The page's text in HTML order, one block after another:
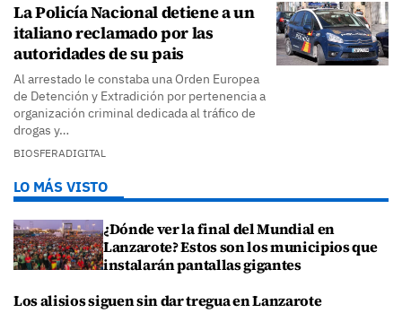
La Policía Nacional detiene a un
italiano reclamado por las
autoridades de su pais
Al arrestado le constaba una Orden Europea
de Detención y Extradición por pertenencia a
organización criminal dedicada al tráfico de
drogas y…
BIOSFERADIGITAL
LO MÁS VISTO
¿Dónde ver la final del Mundial en
Lanzarote? Estos son los municipios que
instalarán pantallas gigantes
Los alisios siguen sin dar tregua en Lanzarote